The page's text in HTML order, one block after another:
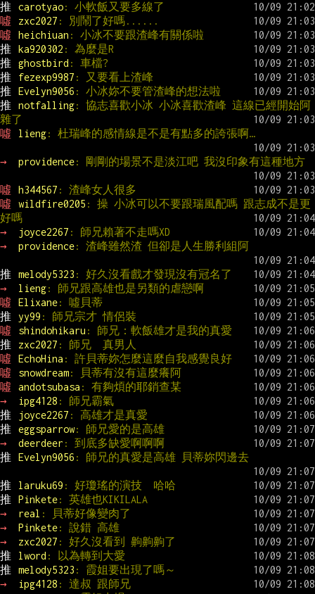
推
carotyao: 小軟飯又要多線了
噓
zxc2027 : 別鬧了好嗎......
噓
heichiuan : 小冰不要跟渣峰有關係啦
推
ka920302 : 為麼是R
推
ghostbird : 車檔?
推
fezexp9987 : 又要看上渣峰
推
Evelyn9056 : 小冰妳不要管渣峰的想法啦
推
notfalling: 協志喜歡小冰 小冰喜歡渣峰 這線已經開始阿
雜了
噓
lieng: 杜瑞峰的感情線是不是有點多的誇張啊…
→ providence: 剛剛的場景不是淡江吧 我沒印象有這種地方
噓 h344567 : 渣峰女人很多
噓
wildfire0205 : 操 小冰可以不要跟瑞風配嗎 跟志成不是更
好嗎
→
joyce2267 : 師兄賴著不走嗎XD
→
providence: 渣峰雖然渣 但卻是人生勝利組阿
推 melody5323 : 好久沒看戲才發現沒有冠名了
→
lieng: 師兄跟高雄也是另類的虐戀啊
噓
Elixane: 噓貝蒂
推
yy99 : 師兄宗才 情侶裝
噓
shindohikaru : 師兄：軟飯雄才是我的真愛
推
zxc2027 : 師兄  真男人
噓
EchoHina : 許貝蒂妳怎麼這麼自我感覺良好
噓
snowdream: 貝蒂有沒有這麼癢阿
噓
andotsubasa : 有夠煩的耶銷查某
→
ipg4128 : 師兄霸氣
推
joyce2267 : 高雄才是真愛
推
eggsparrow: 師兄愛的是高雄
→
deerdeer : 到底多缺愛啊啊啊
推
Evelyn9056 : 師兄的真愛是高雄 貝蒂妳閃邊去
推 laruku69 : 好瓊瑤的演技  哈哈
推
Pinkete: 英雄也KIKILALA
→
real : 貝蒂好像變肉了
→
Pinkete: 說錯 高雄
→
zxc2027 : 好久沒看到 齁齁齁了
推
lword : 以為轉到大愛
推
melody5323 : 霞姐要出現了嗎～
→
ipg4128 : 達叔 跟師兄